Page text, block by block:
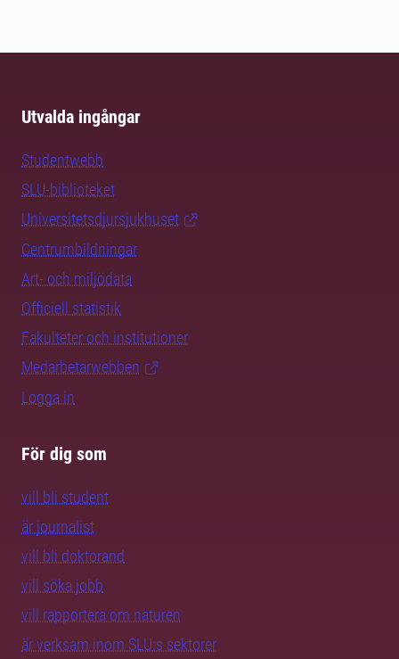
Utvalda ingångar
Studentwebb
SLU-biblioteket
Universitetsdjursjukhuset
Centrumbildningar
Art- och miljödata
Officiell statistik
Fakulteter och institutioner
Medarbetarwebben
Logga in
För dig som
vill bli student
är journalist
vill bli doktorand
vill söka jobb
vill rapportera om naturen
är verksam inom SLU:s sektorer